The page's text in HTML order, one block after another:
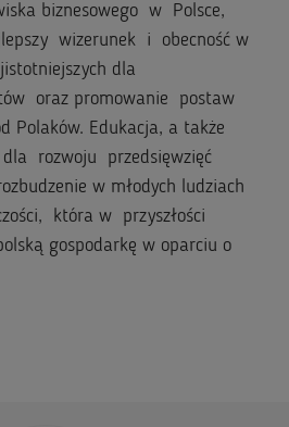
biznesowego w Polsce,
wizerunek i obecność w
dla
oraz promowanie postaw
Polaków. Edukacja, a także
rozwoju przedsięwzięć
w młodych ludziach
która w przyszłości
gospodarkę w oparciu o